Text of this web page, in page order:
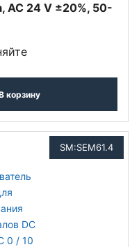
AC 24 V ±20%, 50-
корзину
SM:SEM61.4